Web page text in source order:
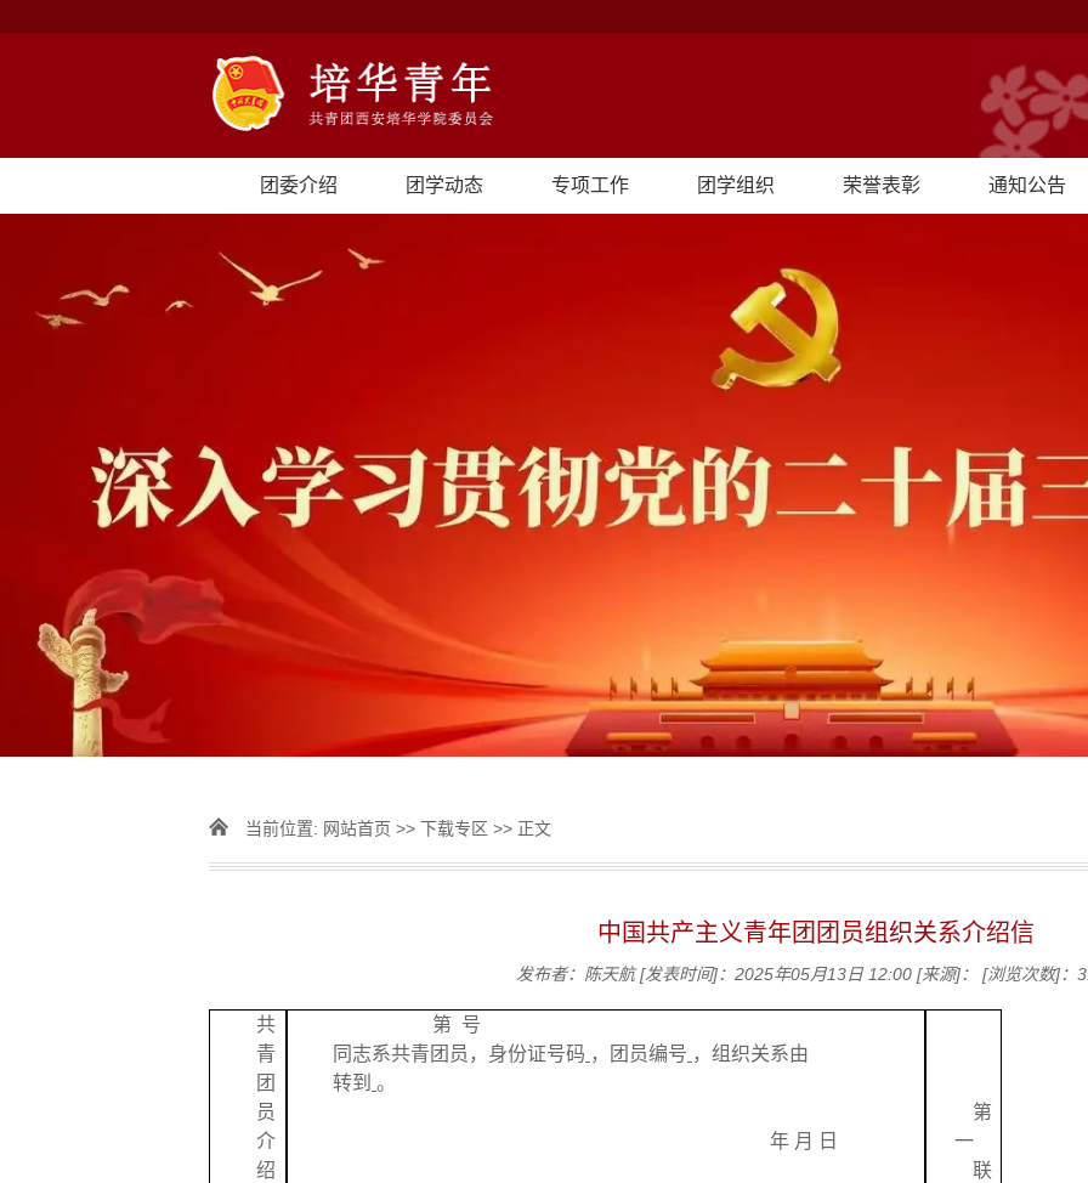
团委介绍 团学动态 专项工作 团学组织 荣誉表彰 通知公告
当前位置: 网站首页 >> 下载专区 >> 正文
中国共产主义青年团团员组织关系介绍信
发布者：陈天航 [发表时间]：2025年05月13日 12:00 [来源]： [浏览次数]：
共
青
团
员
介
绍
第 号
同志系共青团员，身份证号码 ，团员编号 ，组织关系由
转到 。
年 月 日
第
一
联